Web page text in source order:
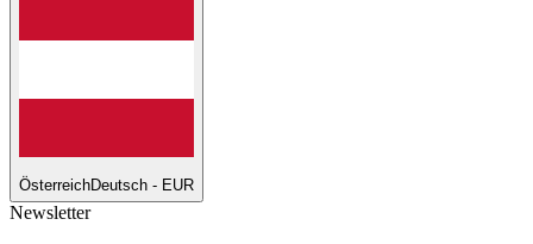
ÖsterreichDeutsch - EUR
Newsletter